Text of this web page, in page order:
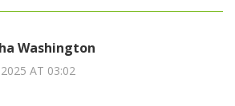
Washington
AT 03:02